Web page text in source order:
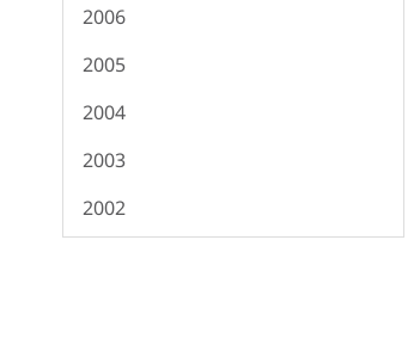
2006
2005
2004
2003
2002